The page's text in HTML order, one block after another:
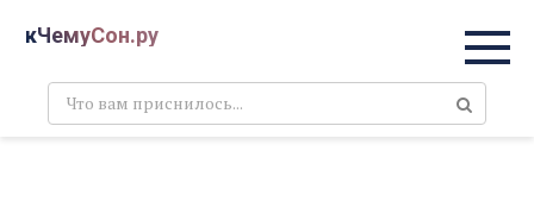
кЧемуСон.ру
Поиск: